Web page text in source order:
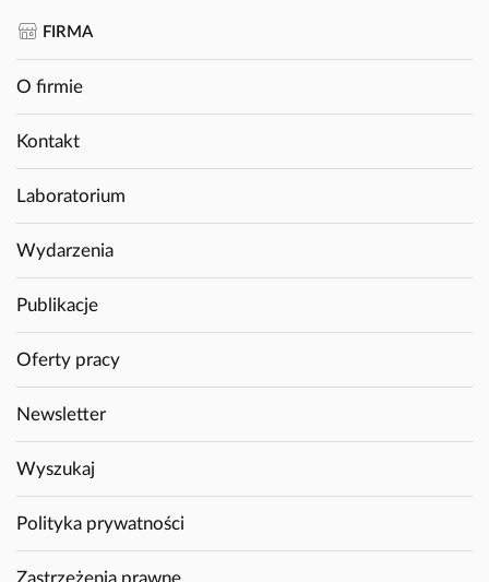
FIRMA
O firmie
Kontakt
Laboratorium
Wydarzenia
Publikacje
Oferty pracy
Newsletter
Wyszukaj
Polityka prywatności